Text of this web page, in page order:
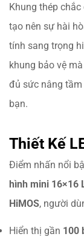
Khung thép
tạo nên sự hài
tính sang trọng
khung bảo vệ
đủ sức nâng
bạn.
Thiết Kế
Điểm nhấn nổi
hình mini 16×16
HiMOS, người
Hiển thị gần 100